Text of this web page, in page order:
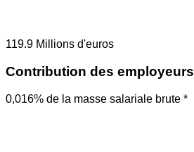
119.9 Millions d'euros
Contribution des employeurs
0,016% de la masse salariale brute *